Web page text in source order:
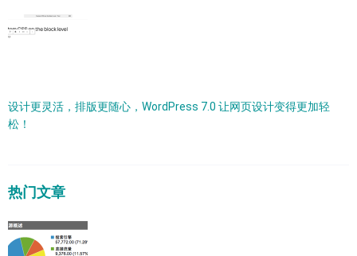
设计更灵活，排版更随心，WordPress 7.0 让网页设计变得更加轻
松！
热门文章